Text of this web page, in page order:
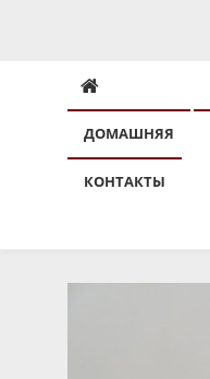
ДОМАШНЯЯ
КОНТАКТЫ